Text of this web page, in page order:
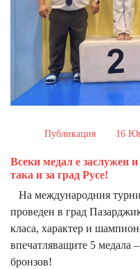
Публикация 16
Всеки медал е заслужен
така и за град Русе!
На международния
проведен в град
класа, характер и
впечатляващите 5 медала
бронзов!